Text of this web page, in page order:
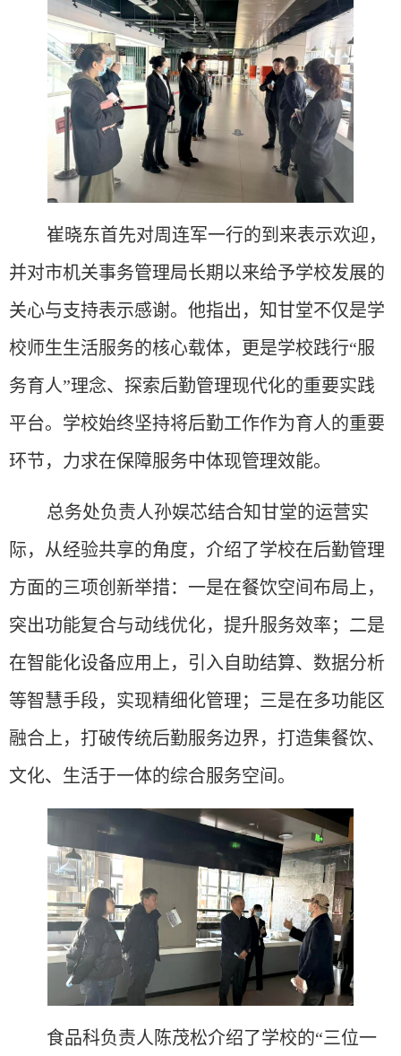
崔晓东首先对周连军一行的到来表示欢迎，
并对市机关事务管理局长期以来给予学校发展的
关心与支持表示感谢。他指出，知甘堂不仅是学
校师生生活服务的核心载体，更是学校践行“服
务育人”理念、探索后勤管理现代化的重要实践
平台。学校始终坚持将后勤工作作为育人的重要
环节，力求在保障服务中体现管理效能。
总务处负责人孙娱芯结合知甘堂的运营实
际，从经验共享的角度，介绍了学校在后勤管理
方面的三项创新举措： 一是在餐饮空间布局上，
突出功能复合与动线优化，提升服务效率；二是
在智能化设备应用上，引入自助结算、数据分析
等智慧手段，实现精细化管理；三是在多功能区
融合上，打破传统后勤服务边界，打造集餐饮、
文化、生活于一体的综合服务空间 。
食品科负责人陈茂松介绍了学校的“三位一